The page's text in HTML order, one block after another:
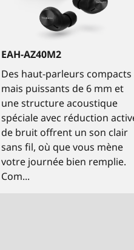
EAH-AZ40M2
Des haut-parleurs compacts
mais puissants de 6 mm et
une structure acoustique
spéciale avec réduction
de bruit offrent un son clair
sans fil, où que vous mène
votre journée bien remplie.
Com...